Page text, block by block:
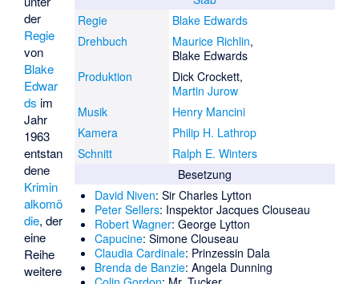
Regie
Blake Edwards
Drehbuch
Maurice Richlin,
Blake Edwards
Produktion
Dick Crockett,
Martin Jurow
Musik
Henry Mancini
Kamera
Philip H. Lathrop
Schnitt
Ralph E. Winters
Besetzung
David Niven: Sir Charles Lytton
Peter Sellers: Inspektor Jacques Clouseau
Robert Wagner: George Lytton
Capucine: Simone Clouseau
Claudia Cardinale: Prinzessin Dala
Brenda de Banzie: Angela Dunning
der
Regie
von
Blake
Edwar
ds im
Jahr
1963
entstan
dene
Krimin
alkomö
die, der
eine
Reihe
weitere